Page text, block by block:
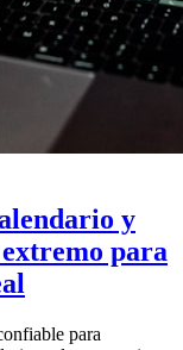
y
para
para